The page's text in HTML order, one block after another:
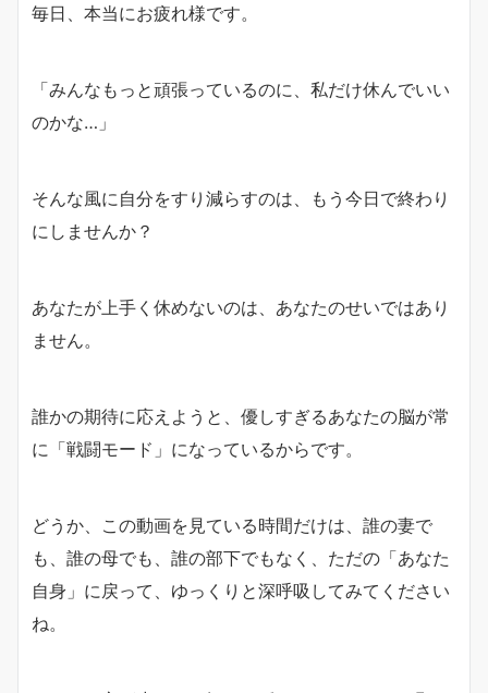
毎日、本当にお疲れ様です。
「みんなもっと頑張っているのに、私だけ休んでいい
のかな…」
そんな風に自分をすり減らすのは、もう今日で終わり
にしませんか？
あなたが上手く休めないのは、あなたのせいではあり
ません。
誰かの期待に応えようと、優しすぎるあなたの脳が常
に「戦闘モード」になっているからです。
どうか、この動画を見ている時間だけは、誰の妻で
も、誰の母でも、誰の部下でもなく、ただの「あなた
自身」に戻って、ゆっくりと深呼吸してみてください
ね。